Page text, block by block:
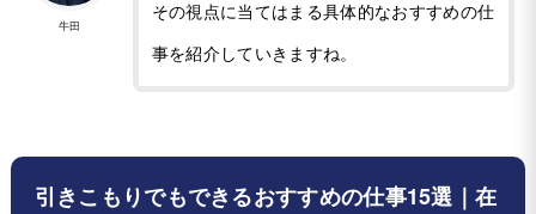
牛田
その視点に当てはまる具体的なおすすめの仕
事を紹介していきますね。
引きこもりでもできるおすすめの仕事15選｜在